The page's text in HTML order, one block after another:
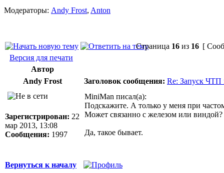
Модераторы: Andy Frost, Anton
Страница 16 из 16 [
Версия для печати
Автор
Andy Frost
Заголовок сообщения: Re: Запуск
Зарегистрирован: 22
мар 2013, 13:08
Сообщения: 1997
MiniMan писал(а):
Подскажите. А только у меня при
Может связанно с железом или виндой?
Да, такое бывает.
Вернуться к началу